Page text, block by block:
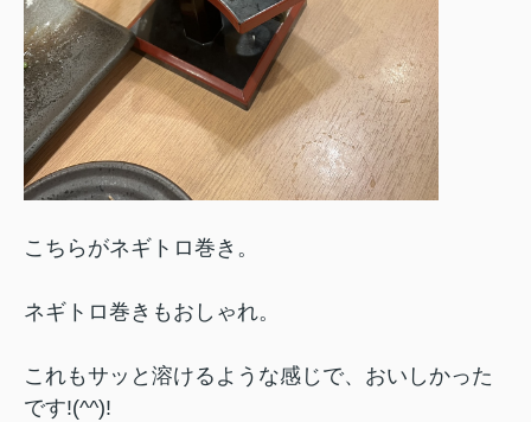
こちらがネギトロ巻き。
ネギトロ巻きもおしゃれ。
これもサッと溶けるような感じで、おいしかった
です!(^^)!